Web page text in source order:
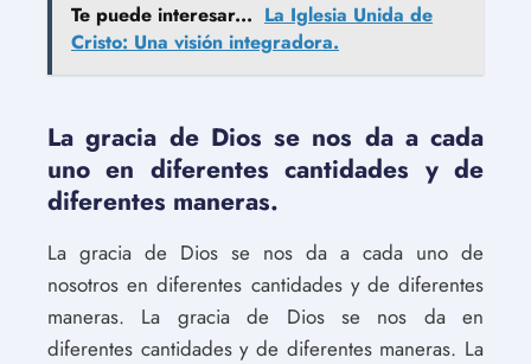
Te puede interesar... La Iglesia Unida de
Cristo: Una visión integradora.
La gracia de Dios se nos da a cada
uno en diferentes cantidades y de
diferentes maneras.
La gracia de Dios se nos da a cada uno de
nosotros en diferentes cantidades y de diferentes
maneras. La gracia de Dios se nos da en
diferentes cantidades y de diferentes maneras. La